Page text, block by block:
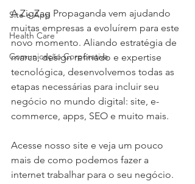
Site e App
Health Care
Comunicação Corporativa
A ZigZag Propaganda vem ajudando
muitas empresas a evoluírem para este
novo momento. Aliando estratégia de
marca, design refinado e expertise
tecnológica, desenvolvemos todas as
etapas necessárias para incluir seu
negócio no mundo digital: site, e-
commerce, apps, SEO e muito mais.
Acesse nosso site e veja um pouco
mais de como podemos fazer a
internet trabalhar para o seu negócio.